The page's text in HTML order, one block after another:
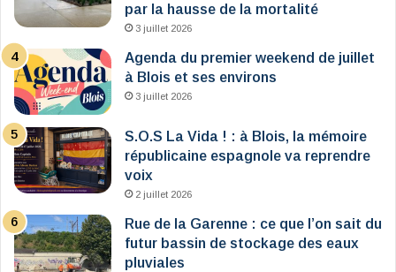
par la hausse de la mortalité
3 juillet 2026
Agenda du premier weekend de juillet
à Blois et ses environs
3 juillet 2026
S.O.S La Vida ! : à Blois, la mémoire
républicaine espagnole va reprendre
voix
2 juillet 2026
Rue de la Garenne : ce que l’on sait du
futur bassin de stockage des eaux
pluviales